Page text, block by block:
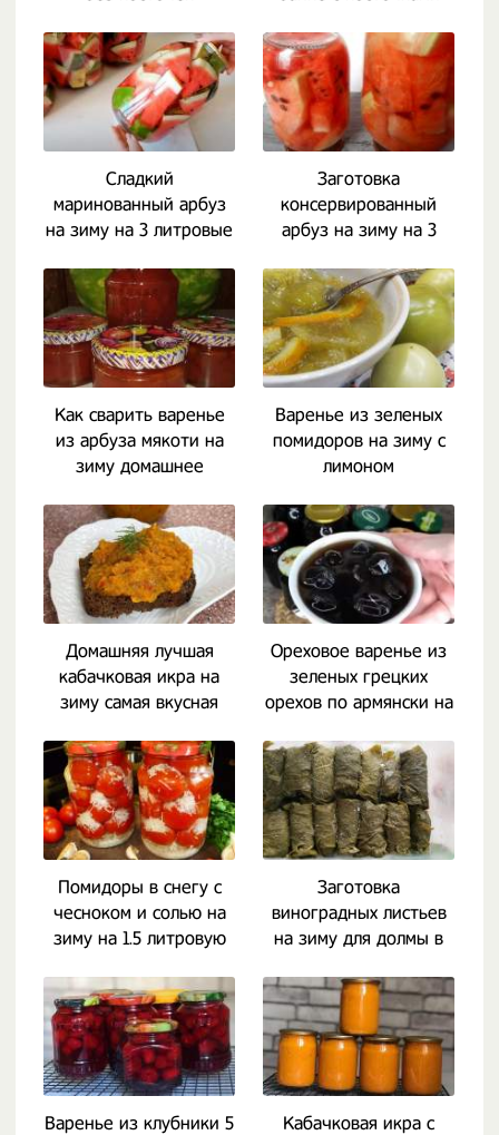
Сладкий
маринованный арбуз
на зиму на 3 литровые
Заготовка
консервированный
арбуз на зиму на 3
Как сварить варенье
из арбуза мякоти на
зиму домашнее
Варенье из зеленых
помидоров на зиму с
лимоном
Домашняя лучшая
кабачковая икра на
зиму самая вкусная
Ореховое варенье из
зеленых грецких
орехов по армянски на
Помидоры в снегу с
чесноком и солью на
зиму на 1.5 литровую
Заготовка
виноградных листьев
на зиму для долмы в
Варенье из клубники 5
Кабачковая икра с